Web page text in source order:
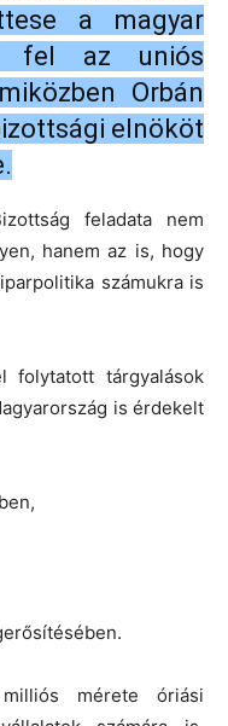
a magyar
fel az uniós
Orbán
elnököt
feladata nem
hanem az is, hogy
számukra is
folytatott tárgyalások
is érdekelt
mérete óriási